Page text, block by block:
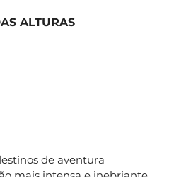
ALTURAS
de aventura